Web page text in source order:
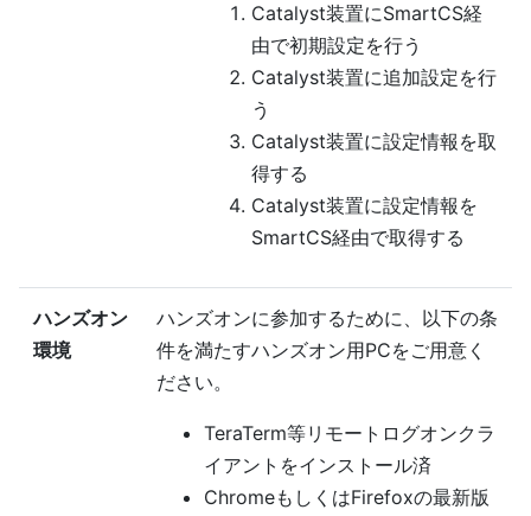
Catalyst装置にSmartCS経
由で初期設定を行う
Catalyst装置に追加設定を行
う
Catalyst装置に設定情報を取
得する
Catalyst装置に設定情報を
SmartCS経由で取得する
ハンズオン
環境
ハンズオンに参加するために、以下の条
件を満たすハンズオン用PCをご用意く
ださい。
TeraTerm等リモートログオンクラ
イアントをインストール済
ChromeもしくはFirefoxの最新版